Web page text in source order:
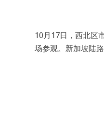
10月17日，西北区
场参观。新加坡陆